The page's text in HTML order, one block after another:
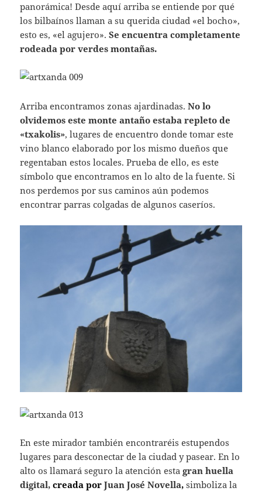
panorámica! Desde aquí arriba se entiende por qué
los bilbaínos llaman a su querida ciudad «el bocho»,
esto es, «el agujero».Se encuentra completamente
rodeada por verdes montañas.
Arriba encontramos zonas ajardinadas.No lo
olvidemos este monte antaño estaba repleto de
«txakolis», lugares de encuentro donde tomar este
vino blanco elaborado por los mismo dueños que
regentaban estos locales. Prueba de ello, es este
símbolo que encontramos en lo alto de la fuente. Si
nos perdemos por sus caminos aún podemos
encontrar parras colgadas de algunos caseríos.
En este mirador también encontraréis estupendos
lugares para desconectar de la ciudad y pasear. En lo
alto os llamará seguro la atención esta gran huella
digital,creada porJuan José Novella,simboliza la